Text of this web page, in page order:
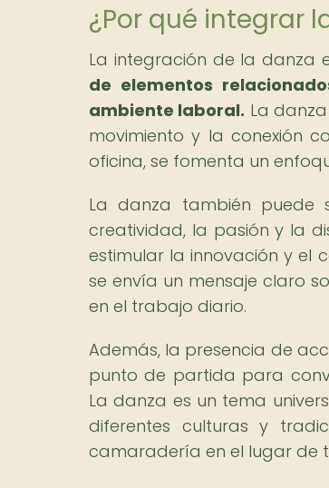
¿Por qué integrar
La integración de la danza
de elementos
ambiente laboral. La
movimiento y la conexión
oficina, se fomenta un
La danza también puede
creatividad, la pasión y la
estimular la innovación y el
se envía un mensaje claro
en el trabajo diario.
Además, la presencia de
punto de partida para
La danza es un tema
diferentes culturas y
camaradería en el lugar de